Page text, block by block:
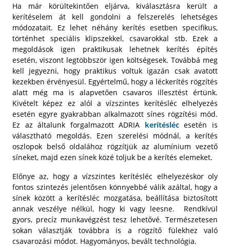
Ha már körültekintően eljárva, kiválasztásra került a
kerítéselem át kell gondolni a felszerelés lehetséges
módozatait. Ez lehet néhány kerítés esetben specifikus,
történhet speciális klipszekkel, csavarokkal stb. Ezek a
megoldások igen praktikusak lehetnek kerítés építés
esetén, viszont legtöbbször igen költségesek. Továbbá meg
kell jegyezni, hogy praktikus voltuk igazán csak avatott
kezekben érvényesül. Egyértelmű, hogy a léckerítés rögzítés
alatt még ma is alapvetően csavaros illesztést értünk.
Kivételt képez ez alól a vízszintes kerítésléc elhelyezés
esetén egyre gyakrabban alkalmazott sínes rögzítési mód.
Ez az általunk forgalmazott ADRIA kerítéslécesetén is
választható megoldás. Ezen szerelési módnál, a kerítés
oszlopok belső oldalához rögzítjük az alumínium vezető
síneket, majd ezen sínek közé toljuk be a kerítés elemeket.
Előnye az, hogy a vízszintes kerítésléc elhelyezéskor oly
fontos szintezés jelentősen könnyebbé válik azáltal, hogy a
sínek között a kerítésléc mozgatása, beállítása biztosított
annak veszélye nélkül, hogy ki vagy leesne. Rendkívül
gyors, precíz munkavégzést tesz lehetővé. Természetesen
sokan választják továbbra is a rögzítő fülekhez való
csavarozási módot. Hagyományos, bevált technológia.